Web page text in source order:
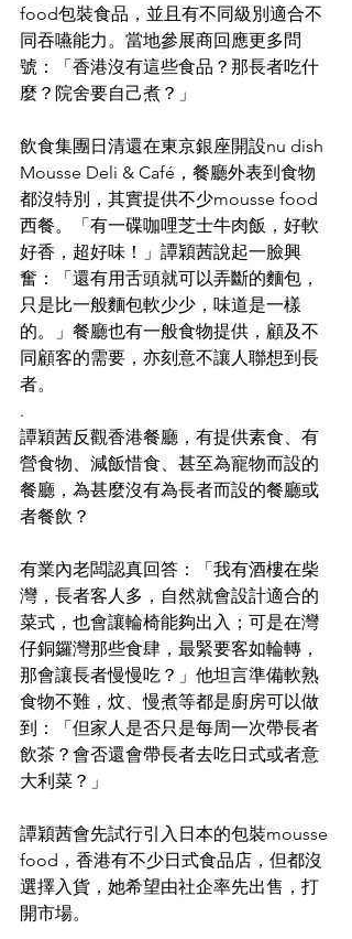
food包裝食品，並且有不同級別適合不
同吞嚥能力。當地參展商回應更多問
號：「香港沒有這些食品？那長者吃什
麼？院舍要自己煮？」
飲食集團日清還在東京銀座開設nu dish
Mousse Deli & Café，餐廳外表到食物
都沒特別，其實提供不少mousse food
西餐。「有一碟咖哩芝士牛肉飯，好軟
好香，超好味！」譚穎茜說起一臉興
奮：「還有用舌頭就可以弄斷的麵包，
只是比一般麵包軟少少，味道是一樣
的。」餐廳也有一般食物提供，顧及不
同顧客的需要，亦刻意不讓人聯想到長
者。
.
譚穎茜反觀香港餐廳，有提供素食、有
營食物、減飯惜食、甚至為寵物而設的
餐廳，為甚麼沒有為長者而設的餐廳或
者餐飲？
有業內老闆認真回答：「我有酒樓在柴
灣，長者客人多，自然就會設計適合的
菜式，也會讓輪椅能夠出入；可是在灣
仔銅鑼灣那些食肆，最緊要客如輪轉，
那會讓長者慢慢吃？」他坦言準備軟熟
食物不難，炆、慢煮等都是廚房可以做
到：「但家人是否只是每周一次帶長者
飲茶？會否還會帶長者去吃日式或者意
大利菜？」
譚穎茜會先試行引入日本的包裝mousse
food，香港有不少日式食品店，但都沒
選擇入貨，她希望由社企率先出售，打
開市場。